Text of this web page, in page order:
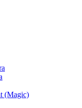
(Magic)